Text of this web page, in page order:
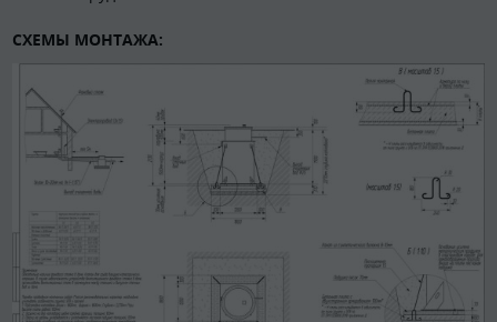
СХЕМЫ МОНТАЖА: